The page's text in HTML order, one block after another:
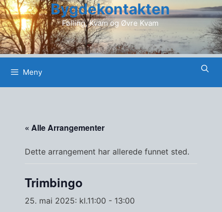
Hopp
til
innhold
Bygdekontakten
Følling, Kvam og Øvre Kvam
Meny
« Alle Arrangementer
Dette arrangement har allerede funnet sted.
Trimbingo
25. mai 2025: kl.11:00 - 13:00